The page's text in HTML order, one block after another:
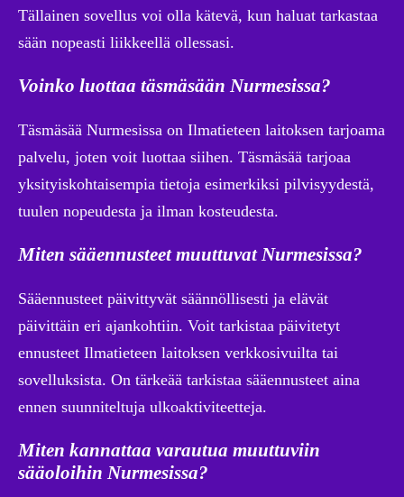
Tällainen sovellus voi olla kätevä, kun haluat tarkastaa
sään nopeasti liikkeellä ollessasi.
Voinko luottaa täsmäsään Nurmesissa?
Täsmäsää Nurmesissa on Ilmatieteen laitoksen tarjoama
palvelu, joten voit luottaa siihen. Täsmäsää tarjoaa
yksityiskohtaisempia tietoja esimerkiksi pilvisyydestä,
tuulen nopeudesta ja ilman kosteudesta.
Miten sääennusteet muuttuvat Nurmesissa?
Sääennusteet päivittyvät säännöllisesti ja elävät
päivittäin eri ajankohtiin. Voit tarkistaa päivitetyt
ennusteet Ilmatieteen laitoksen verkkosivuilta tai
sovelluksista. On tärkeää tarkistaa sääennusteet aina
ennen suunniteltuja ulkoaktiviteetteja.
Miten kannattaa varautua muuttuviin
sääoloihin Nurmesissa?